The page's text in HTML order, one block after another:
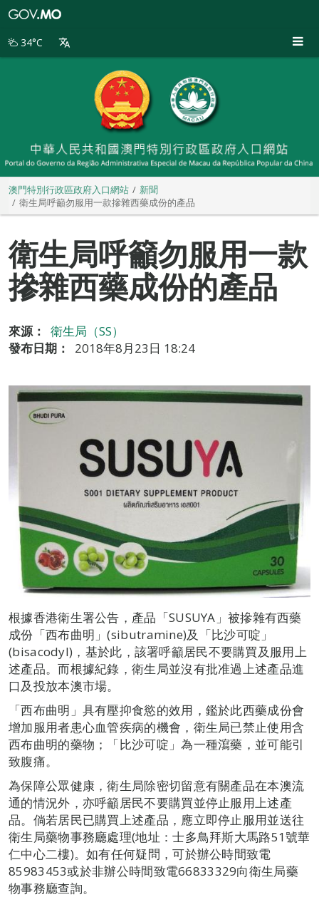
別
34°C
澳門特別行政區政府入口網站
新聞
衛生局呼籲勿服用一款摻雜西藥成份的產品
衛生局呼籲勿服用一款
摻雜西藥成份的產品
來源：
衛生局（SS）
發布日期：
2018年8月23日 18:24
根據香港衛生署公告，產品「SUSUYA」被摻雜有西藥
成份「西布曲明」(sibutramine)及「比沙可啶」
(bisacodyl)，基於此，該署呼籲居民不要購買及服用上
述產品。而根據紀錄，衛生局並沒有批准過上述產品進
口及投放本澳市場。
「西布曲明」具有壓抑食慾的效用，鑑於此西藥成份會
增加服用者患心血管疾病的機會，衛生局已禁止使用含
西布曲明的藥物；「比沙可啶」為一種瀉藥，並可能引
致腹痛。
為保障公眾健康，衛生局除密切留意有關產品在本澳流
通的情況外，亦呼籲居民不要購買並停止服用上述產
品。倘若居民已購買上述產品，應立即停止服用並送往
衛生局藥物事務廳處理(地址：士多鳥拜斯大馬路51號華
仁中心二樓)。如有任何疑問，可於辦公時間致電
85983453或於非辦公時間致電66833329向衛生局藥
物事務廳查詢。